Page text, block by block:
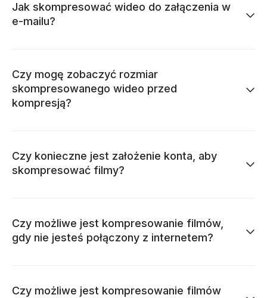
Jak skompresować wideo do załączenia w
e-mailu?
Czy mogę zobaczyć rozmiar
skompresowanego wideo przed
kompresją?
Czy konieczne jest założenie konta, aby
skompresować filmy?
Czy możliwe jest kompresowanie filmów,
gdy nie jesteś połączony z internetem?
Czy możliwe jest kompresowanie filmów